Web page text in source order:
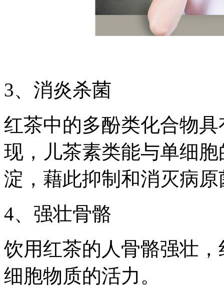
3、消炎杀菌
红茶中的多酚类化合物
现，儿茶素类能与单细
淀，藉此抑制和消灭病原
4、强壮骨骼
饮用红茶的人骨骼强壮
细胞物质的活力。